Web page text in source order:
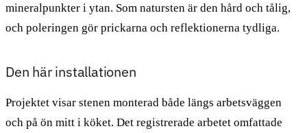
mineralpunkter i ytan. Som natursten är den hård och tålig,
och poleringen gör prickarna och reflektionerna tydliga.
Den här installationen
Projektet visar stenen monterad både längs arbetsväggen
och på ön mitt i köket. Det registrerade arbetet omfattade